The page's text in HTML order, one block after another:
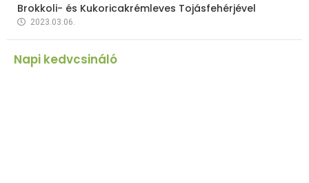
Brokkoli- és Kukoricakrémleves Tojásfehérjével
2023.03.06.
Napi kedvcsináló